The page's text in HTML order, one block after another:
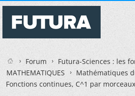
Forum
Futura-Sciences : les
MATHEMATIQUES
Mathématiques
Fonctions continues, C^1 par morceaux